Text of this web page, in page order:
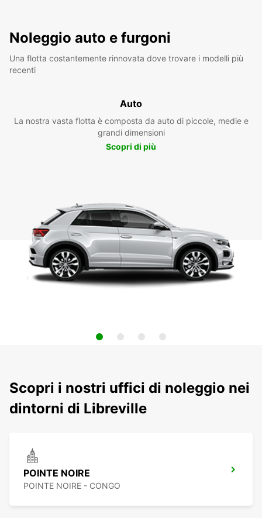
Noleggio auto e furgoni
Una flotta costantemente rinnovata dove trovare i modelli più
recenti
Auto
La nostra vasta flotta è composta da auto di piccole, medie e
grandi dimensioni
Scopri di più
Scopri i nostri uffici di noleggio nei
dintorni di Libreville
POINTE NOIRE
POINTE NOIRE - CONGO